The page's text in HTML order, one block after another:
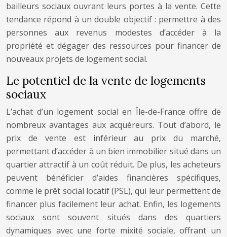
bailleurs sociaux ouvrant leurs portes à la vente. Cette
tendance répond à un double objectif : permettre à des
personnes aux revenus modestes d’accéder à la
propriété et dégager des ressources pour financer de
nouveaux projets de logement social.
Le potentiel de la vente de logements
sociaux
L’achat d’un logement social en Île-de-France offre de
nombreux avantages aux acquéreurs. Tout d’abord, le
prix de vente est inférieur au prix du marché,
permettant d’accéder à un bien immobilier situé dans un
quartier attractif à un coût réduit. De plus, les acheteurs
peuvent bénéficier d’aides financières spécifiques,
comme le prêt social locatif (PSL), qui leur permettent de
financer plus facilement leur achat. Enfin, les logements
sociaux sont souvent situés dans des quartiers
dynamiques avec une forte mixité sociale, offrant un